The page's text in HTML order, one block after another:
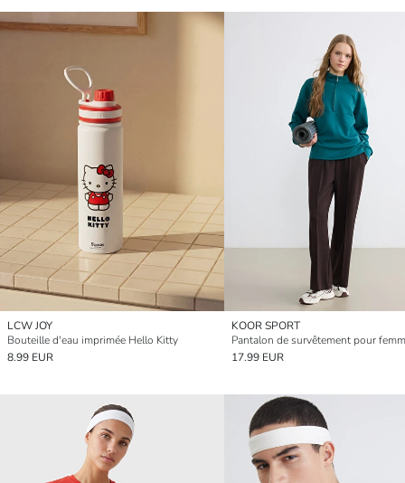
LCW JOY
Bouteille d'eau imprimée Hello Kitty
8.99 EUR
KOOR SPORT
17.99 EUR